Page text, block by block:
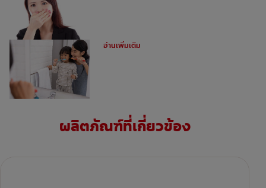
อ่านเพิ่มเติม
ผลิตภัณฑ์ที่เกี่ยวข้อง